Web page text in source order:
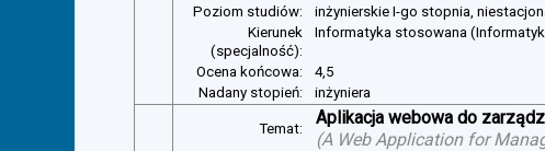
Poziom studiów:
inżynierskie I-go stopnia,
Kierunek
(specjalność):
Informatyka stosowana
Ocena końcowa:
4,5
Nadany stopień:
inżyniera
Temat:
Aplikacja webowa do
(A Web Application for